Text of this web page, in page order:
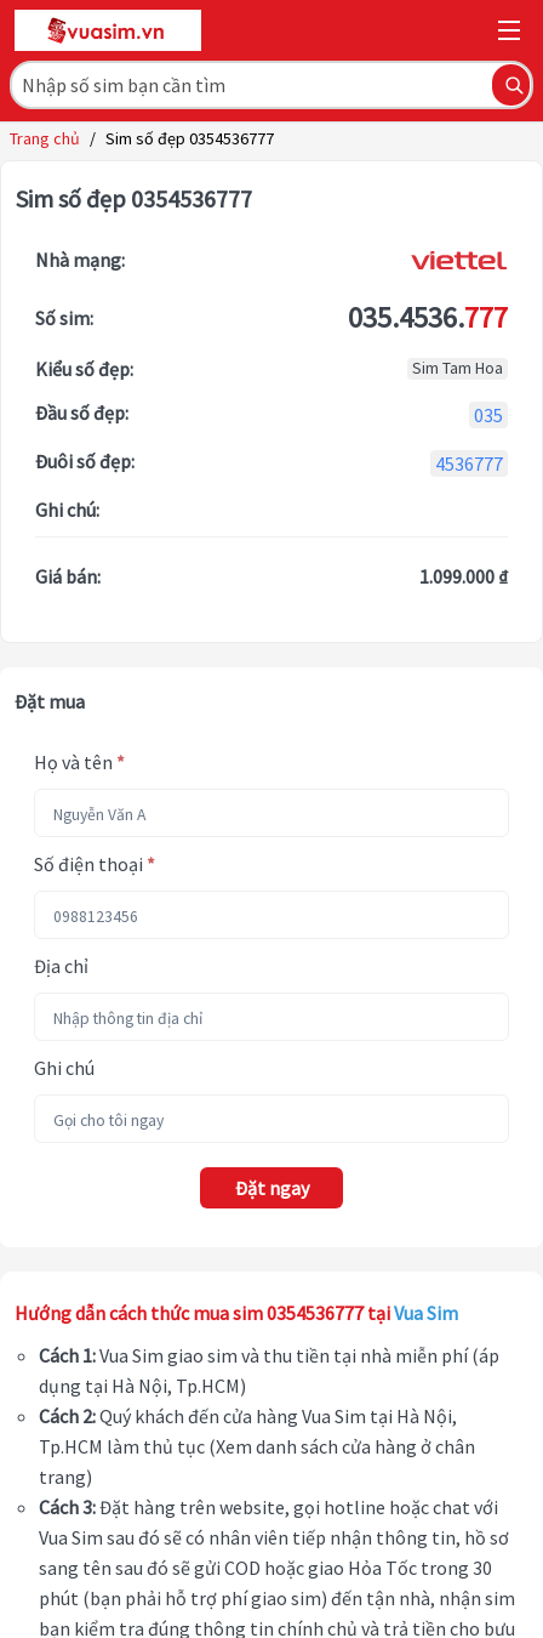
Trang chủ / Sim số đẹp 0354536777
Sim số đẹp 0354536777
Nhà mạng:
Số sim: 035.4536.777
Kiểu số đẹp: Sim Tam Hoa
Đầu số đẹp:
035
Đuôi số đẹp:
4536777
Ghi chú:
Giá bán: 1.099.000 ₫
Đặt mua
Họ và tên *
Số điện thoại *
Địa chỉ
Ghi chú
Đặt ngay
Hướng dẫn cách thức mua sim 0354536777 tạiVua Sim
Cách 1:Vua Sim giao sim và thu tiền tại nhà miễn phí (áp
dụng tại Hà Nội, Tp.HCM)
Cách 2:Quý khách đến cửa hàng Vua Sim tại Hà Nội,
Tp.HCM làm thủ tục (Xem danh sách cửa hàng ở chân
trang)
Cách 3:Đặt hàng trên website, gọi hotline hoặc chat với
Vua Sim sau đó sẽ có nhân viên tiếp nhận thông tin, hồ sơ
sang tên sau đó sẽ gửi COD hoặc giao Hỏa Tốc trong 30
phút (bạn phải hỗ trợ phí giao sim) đến tận nhà, nhận sim
bạn kiểm tra đúng thông tin chính chủ và trả tiền cho bưu